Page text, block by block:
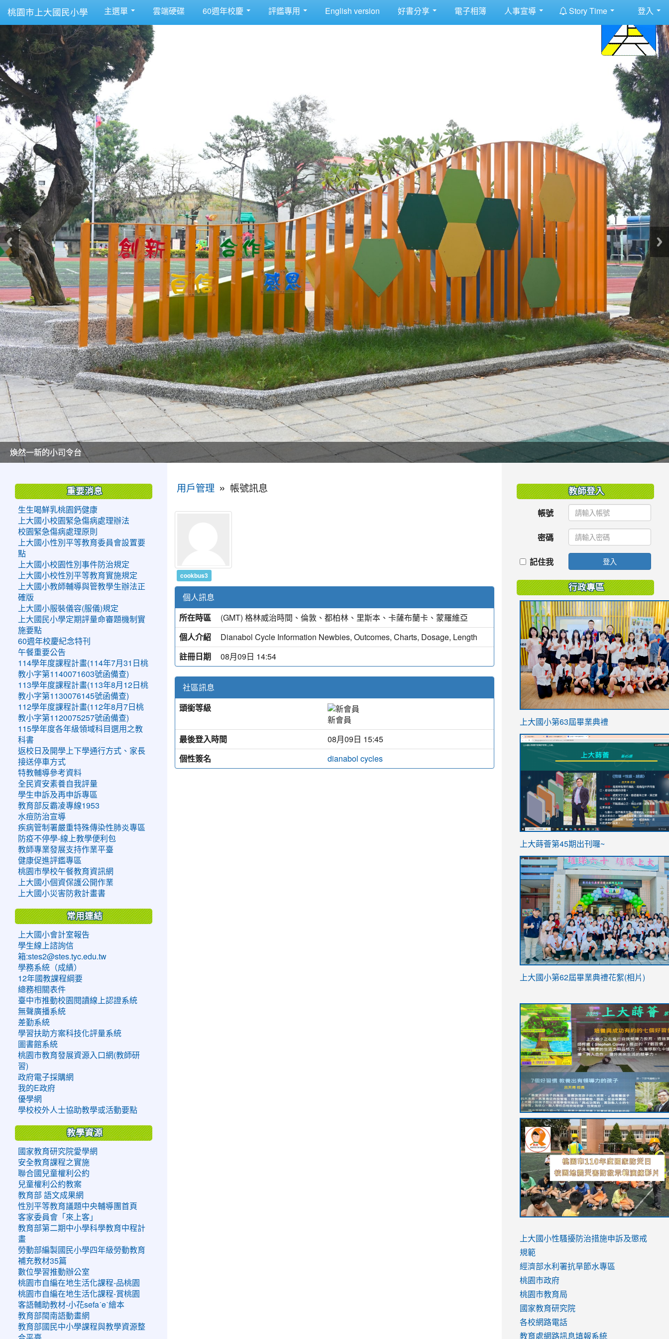
桃園市上大國民小學 主選單 雲端硬碟 60週年校慶 評鑑專用 English version 好書分享 電子相簿 人事宣導 Story Time 登入
美麗的操場是我們活力的來源
美麗的操場是我們活力的來源
煥然一新的小司令台
煥然一新的小司令台
富含桃園埤塘田園風光意象的中廊
富含桃園埤塘田園風光意象的中廊
嶄新的中庭廣場
嶄新的中庭廣場
水生池生生不息
水生池生生不息
用戶管理 » 帳號訊息
cookbus3
個人訊息
所在時區
(GMT) 格林威治時間、倫敦、都柏林、里斯本、卡薩布蘭卡、蒙羅維亞
個人介紹
Dianabol Cycle Information Newbies, Outcomes, Charts, Dosage, Length
註冊日期
08月09日 14:54
社區訊息
頭銜等級
新會員
最後登入時間
08月09日 15:45
個性簽名
dianabol cycles
重要消息
生生喝鮮乳桃園鈣健康
上大國小校園緊急傷病處理辦法
校園緊急傷病處理原則
上大國小性別平等教育委員會設置要
點
上大國小校園性別事件防治規定
上大國小校性別平等教育實施規定
上大國小教師輔導與管教學生辦法正
確版
上大國小服裝儀容(服儀)規定
上大國民小學定期評量命審題機制實
施要點
60週年校慶紀念特刊
午餐重要公告
114學年度課程計畫(114年7月31日桃
教小字第1140071603號函備查)
113學年度課程計畫(113年8月12日桃
教小字第1130076145號函備查)
112學年度課程計畫(112年8月7日桃
教小字第1120075257號函備查)
115學年度各年級領域科目選用之教
科書
返校日及開學上下學通行方式、家長
接送停車方式
特教輔導參考資料
全民資安素養自我評量
學生申訴及再申訴專區
教育部反霸凌專線1953
水痘防治宣導
疾病管制署嚴重特殊傳染性肺炎專區
防疫不停學-線上教學便利包
教師專業發展支持作業平臺
健康促進評鑑專區
桃園市學校午餐教育資訊網
上大國小個資保護公開作業
上大國小災害防救計畫書
常用連結
上大國小會計室報告
學生線上諮詢信
箱:stes2@stes.tyc.edu.tw
學務系統（成績）
12年國教課程綱要
總務相關表件
臺中市推動校園閱讀線上認證系統
無聲廣播系統
差勤系統
學習扶助方案科技化評量系統
圖書館系統
桃園市教育發展資源入口網(教師研
習)
政府電子採購網
我的E政府
優學網
學校校外人士協助教學或活動要點
教學資源
國家教育研究院愛學網
安全教育課程之實施
聯合國兒童權利公約
兒童權利公約教案
教育部 語文成果網
性別平等教育議題中央輔導團首頁
客家委員會「來上客」
教育部第二期中小學科學教育中程計
畫
勞動部編製國民小學四年級勞動教育
補充教材35篇
數位學習推動辦公室
桃園市自編在地生活化課程-品桃園
桃園市自編在地生活化課程-賞桃園
客語輔助教材-小花sefaˊeˋ繪本
教育部閩南語動畫網
教育部國民中小學課程與教學資源整
教師登入
帳號
密碼
記住我 登入
行政專區
link
https://sites.google.com/stes.tyc.edu.tw/
上大國小第63屆畢業典禮
link
ink
https://sites.google.com/stes.tyc.edu.tw/
link
https://sites.google.com/stes.tyc.edu.tw/
上大蒔薈第45期出刊囉~
link
YfDQppRvyMk686kIw6SBbssEIZ6WnT/
usp=sharing
上大國小第62屆畢業典禮花絮(相片)
to
https://drive.google.com/file/d/1I-
YfDQppRvyMk686kIw6SBbssEIZ6WnT/
usp=sharing
to
https://sites.google.com/stes.tyc.edu.tw/
link
to
https://sites.google.com/stes.tyc.edu.tw/
link
to
https://drive.google.com/file/d/
usp=sharing
link
to
https://youtu.be/jJOMVWY3-
8M
link
to
https://drive.google.com/file/d/
usp=sharing
to
https://www.youtube.com/watch?
v=hC_gdZndU9s
to
https://www.youtube.com/watch?
v=hC_gdZndU9s
link
to
https://www.youtube.com/watch?
v=mfpNykQ0g4M
上大國小性騷擾防治措施申訴及懲戒
規範
經濟部水利署抗旱節水專區
桃園市政府
桃園市教育局
國家教育研究院
各校網路電話
教育處網路訊息填報系統